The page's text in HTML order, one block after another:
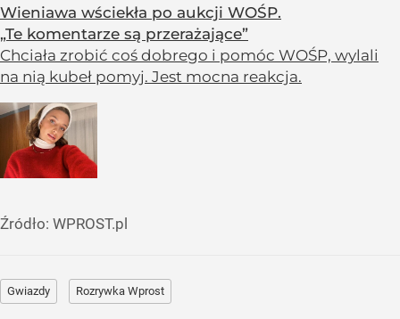
Wieniawa wściekła po aukcji WOŚP.
„Te komentarze są przerażające”
Chciała zrobić coś dobrego i pomóc WOŚP, wylali
na nią kubeł pomyj. Jest mocna reakcja.
Źródło: WPROST.pl
Gwiazdy Rozrywka Wprost